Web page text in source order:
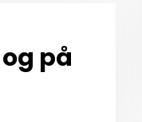
på